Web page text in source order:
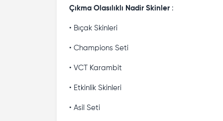
Çıkma Olasılıklı Nadir Skinler :
• Bıçak Skinleri
• Champions Seti
• VCT Karambit
• Etkinlik Skinleri
• Asil Seti